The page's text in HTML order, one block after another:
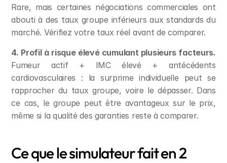
Rare, mais certaines négociations commerciales ont
abouti à des taux groupe inférieurs aux standards du
marché. Vérifiez votre taux réel avant de comparer.
4. Profil à risque élevé cumulant plusieurs facteurs.
Fumeur actif + IMC élevé + antécédents
cardiovasculaires : la surprime individuelle peut se
rapprocher du taux groupe, voire le dépasser. Dans
ce cas, le groupe peut être avantageux sur le prix,
même si la qualité des garanties reste à comparer.
Ce que le simulateur fait en 2